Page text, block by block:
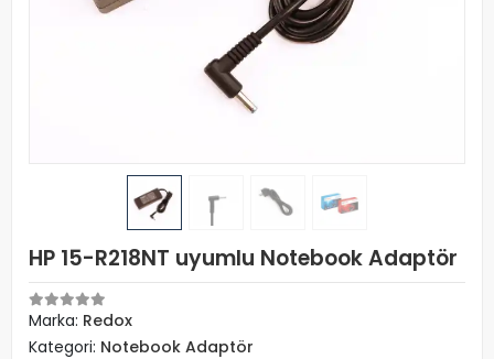
HP 15-R218NT uyumlu Notebook Adaptör
Marka: Redox
Kategori: Notebook Adaptör